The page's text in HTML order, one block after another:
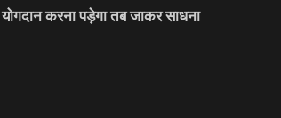
करना पड़ेगा तब जाकर साधना